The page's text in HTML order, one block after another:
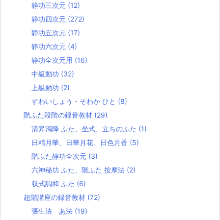
静功三次元 (12)
静功四次元 (272)
静功五次元 (17)
静功六次元 (4)
静功全次元用 (16)
中級動功 (32)
上級動功 (2)
すわいしょう・そわか ひと (8)
階ふた段階の録音教材 (29)
清昇濁降 ふた、坐式、立ちのふた (1)
日精月華、日華月花、日色月香 (5)
階ふた静功全次元 (3)
六神秘功 ふた、階ふた 按摩法 (2)
収式調和 ふた (6)
超階講座の録音教材 (72)
張生法 あ法 (19)